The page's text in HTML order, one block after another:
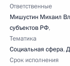
Ответственные
Мишустин Михаил
субъектов РФ,
Тематика
Социальная сфера,
Срок исполнения